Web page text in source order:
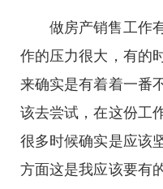
做房产销售工作
作的压力很大，有的
来确实是有着着一番
该去尝试，在这份工
很多时候确实是应该
方面这是我应该要有